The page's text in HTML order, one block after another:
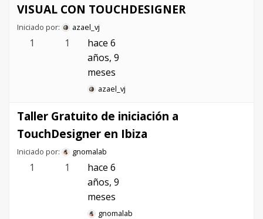
VISUAL CON TOUCHDESIGNER
Iniciado por: azael_vj
1 1
hace 6
años, 9
meses
azael_vj
Taller Gratuito de iniciación a
TouchDesigner en Ibiza
Iniciado por: gnomalab
1 1
hace 6
años, 9
meses
gnomalab